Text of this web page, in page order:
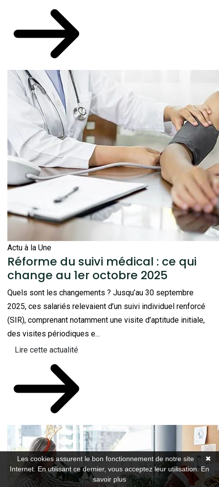
Actu à la Une
Réforme du suivi médical : ce qui
change au 1er octobre 2025
Quels sont les changements ? Jusqu’au 30 septembre
2025, ces salariés relevaient d’un suivi individuel renforcé
(SIR), comprenant notamment une visite d’aptitude initiale,
des visites périodiques e...
Lire cette actualité
✖
Les cookies assurent le bon fonctionnement de notre site
Internet. En utilisant ce dernier, vous acceptez leur utilisation.En
savoir plus